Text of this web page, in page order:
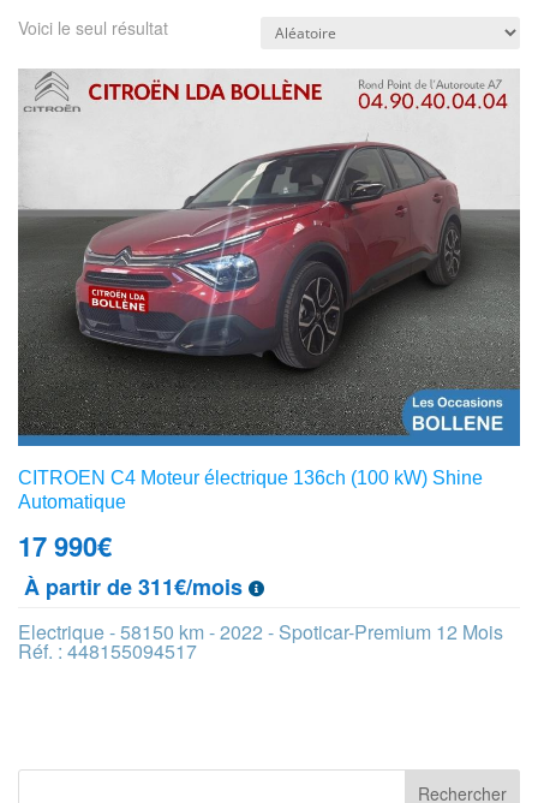
Voici le seul résultat
CITROEN C4 Moteur électrique 136ch (100 kW) Shine
Automatique
17 990€
À partir de 311€/mois
Electrique - 58150 km - 2022 - Spoticar-Premium 12 Mois
Réf. : 448155094517